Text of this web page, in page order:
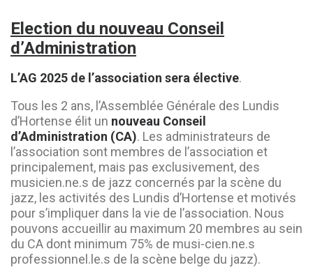
Election du nouveau Conseil
d’Administration
L’AG 2025 de l’association sera élective.
Tous les 2 ans, l’Assemblée Générale des Lundis
d’Hortense élit un nouveau Conseil
d’Administration (CA). Les administrateurs de
l’association sont membres de l’association et
principalement, mais pas exclusivement, des
musicien.ne.s de jazz concernés par la scène du
jazz, les activités des Lundis d’Hortense et motivés
pour s’impliquer dans la vie de l’association. Nous
pouvons accueillir au maximum 20 membres au sein
du CA dont minimum 75% de musi-cien.ne.s
professionnel.le.s de la scène belge du jazz).